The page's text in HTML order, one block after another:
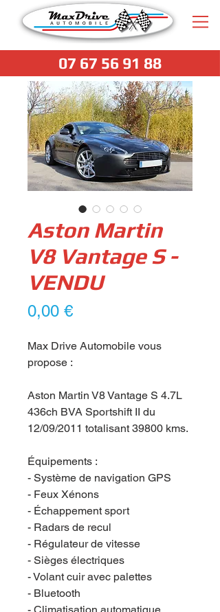
07 67 56 91 88
Aston Martin
V8 Vantage S -
VENDU
0,00 €Prix
Max Drive Automobile vous
propose :
Aston Martin V8 Vantage S 4.7L
436ch BVA Sportshift II du
12/09/2011 totalisant 39800 kms.
Équipements :
- Système de navigation GPS
- Feux Xénons
- Échappement sport
- Radars de recul
- Régulateur de vitesse
- Sièges électriques
- Volant cuir avec palettes
- Bluetooth